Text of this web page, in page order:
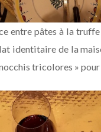
entre pâtes à la truffe
identitaire de la
tricolores » pour